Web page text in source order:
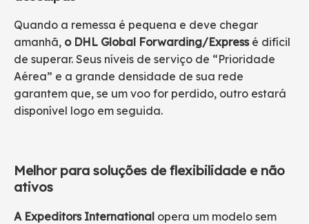
Quando a remessa é pequena e deve chegar
amanhã, o DHL Global Forwarding/Express é difícil
de superar. Seus níveis de serviço de “Prioridade
Aérea” e a grande densidade de sua rede
garantem que, se um voo for perdido, outro estará
disponível logo em seguida.
Melhor para soluções de flexibilidade e não
ativos
A Expeditors International opera um modelo sem